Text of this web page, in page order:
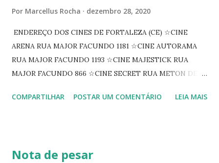
Por Marcellus Rocha dezembro 28, 2020
ENDEREÇO DOS CINES DE FORTALEZA (CE) ☆CINE
ARENA RUA MAJOR FACUNDO 1181 ☆CINE AUTORAMA
RUA MAJOR FACUNDO 1193 ☆CINE MAJESTICK RUA
MAJOR FACUNDO 866 ☆CINE SECRET RUA METON DE
PEIXOTO 1307 ☆CINE IRIS RUA FLORIANO PEIXOTO 1206
☆CINE VIP CLUBE RUA 24 DE MAIO 825 ☆CINE ECLIPSE
COMPARTILHAR POSTAR UM COMENTÁRIO LEIA MAIS
Nota de pesar